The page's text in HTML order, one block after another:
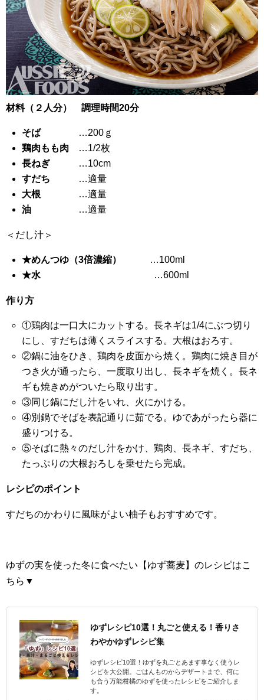
材料（２人分） 調理時間20分
そば…200ｇ
鶏肉もも肉 …1/2枚
長ねぎ …10cm
すだち
…適量
大根 …適量
油 …適量
＜だし汁＞
★めんつゆ（3倍濃縮）
…100ml
★水 …600ml
作り方
①鶏肉は一口大にカットする。長ネギは1/4にぶつ切り
にし、すだちは薄くスライスする。大根はおろす。
②鍋に油をひき、鶏肉を皮面から焼く。鶏肉に焼き目が
つき火が通ったら、一度取り出し、長ネギを焼く。長ネ
ギも焼きめがついたら取り出す。
③同じ鍋にだし汁をいれ、火にかける。
④別鍋でそばを表記通りに茹でる。ゆであがったら器に
盛りつける。
⑤そばに熱々のだし汁をかけ、鶏肉、長ネギ、すだち、
たっぷりの大根おろしを乗せたら完成。
レシピのポイント
すだちのかわりに風味がよい柚子もおすすめです。
ゆずの実を使った冬に食べたい【ゆず蕎麦】のレシピはこ
ちら▼
ゆずレシピ10選！丸ごと使える！香りさ
わやかゆずレシピ集
ゆずレシピ10選！ゆずを丸ごとあます事なく使うレ
シピを大公開。ごはんものからデザートまで、何に
も合う万能柑橘のゆずを使ったレシピをご紹介しま
す。